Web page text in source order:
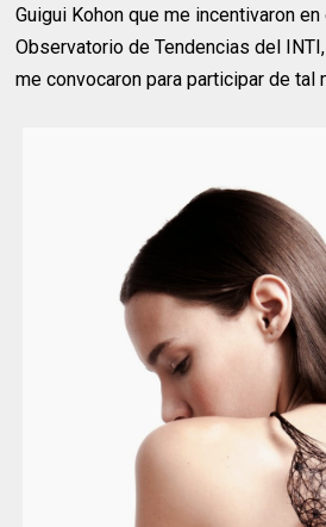
Guigui Kohon que me incentivaron
Observatorio de Tendencias del
me convocaron para participar de tal